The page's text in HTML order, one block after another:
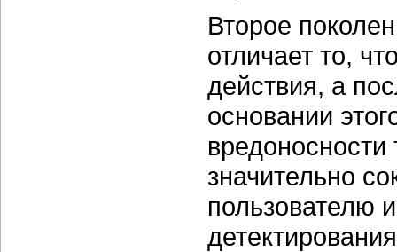
Второе
отличает то,
действия, а
основании
значительно
пользователю